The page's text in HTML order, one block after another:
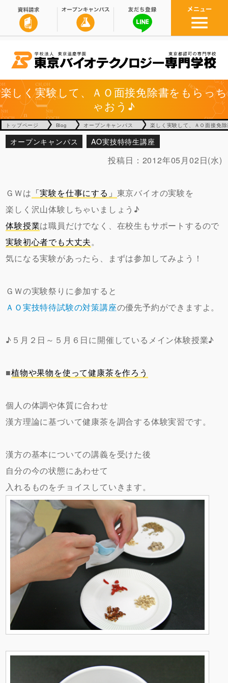
楽しく実験して、ＡＯ面接免除書をもらっち
ゃおう♪
トップページ Blog オープンキャンパス 楽しく実験して、ＡＯ面接免
オープンキャンパス AO実技特待生講座
投稿日： 2012年05月02日(水)
ＧＷは 「実験を仕事にする」 東京バイオの実験を
楽しく沢山体験しちゃいましょう♪
体験授業は職員だけでなく、在校生もサポートするので
実験初心者でも大丈夫。
気になる実験があったら、まずは参加してみよう！
ＧＷの実験祭りに参加すると
ＡＯ実技特待試験の対策講座の優先予約ができますよ。
♪５月２日～５月６日に開催しているメイン体験授業♪
■植物や果物を使って健康茶を作ろう
個人の体調や体質に合わせ
漢方理論に基づいて健康茶を調合する体験実習です。
漢方の基本についての講義を受けた後
自分の今の状態にあわせて
入れるものをチョイスしていきます。